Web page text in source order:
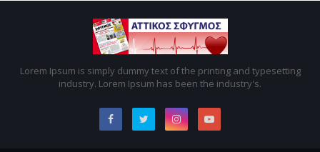
Lorem Ipsum is simply dummy text of the printing and typesetting
industry. Lorem Ipsum has been the industry's.